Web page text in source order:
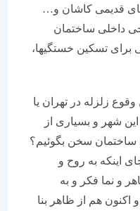
كاشان و…
ساختمان
تسكین خستگی‏ها،
در تهران یا
و بسیاری از
سخن بگوئیم؟
به روح و
فكر و به
هم از ظاهر بنا